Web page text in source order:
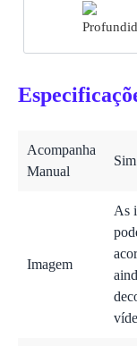
Acompanha
Manual
Sim
Imagem
As